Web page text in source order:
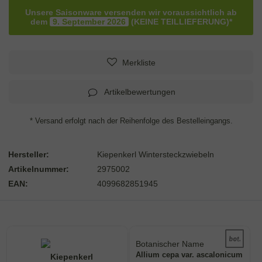
Unsere Saisonware versenden wir voraussichtlich ab
dem 9. September 2026 (KEINE TEILLIEFERUNG)*
Merkliste
Artikelbewertungen
* Versand erfolgt nach der Reihenfolge des Bestelleingangs.
Hersteller:
Kiepenkerl Wintersteckzwiebeln
Artikelnummer:
2975002
EAN:
4099682851945
Botanischer Name
Allium cepa var. ascalonicum
Namen zur eindeutigen
Bestimmung der Pflanze.